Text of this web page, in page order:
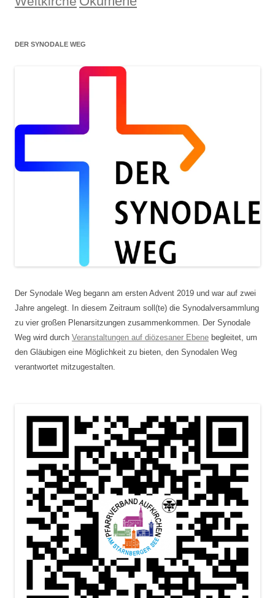
DER SYNODALE WEG
Der Synodale Weg begann am ersten Advent 2019 und war auf zwei
Jahre angelegt. In diesem Zeitraum soll(te) die Synodalversammlung
zu vier großen Plenarsitzungen zusammenkommen. Der Synodale
Weg wird durch Veranstaltungen auf diözesaner Ebene begleitet, um
den Gläubigen eine Möglichkeit zu bieten, den Synodalen Weg
verantwortet mitzugestalten.